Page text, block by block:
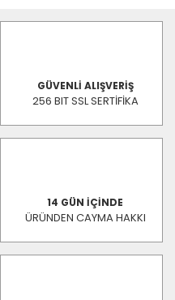
GÜVENLİ ALIŞVERİŞ
256 BIT SSL SERTİFİKA
14 GÜN İÇİNDE
ÜRÜNDEN CAYMA HAKKI